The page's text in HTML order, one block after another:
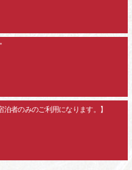
者のみのご利用になります。】